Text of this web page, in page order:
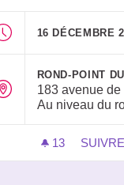
16 DÉCEMBRE
ROND-POINT
183 avenue
Au niveau du
13 13
SUIVRE